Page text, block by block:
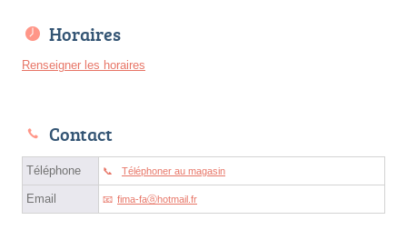
Horaires
Renseigner les horaires
Contact
Téléphone Téléphoner au magasin
Email fima-faⓐhotmail.fr